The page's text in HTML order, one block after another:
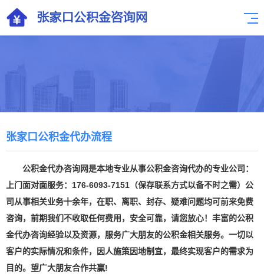
张家口公积金代办流程
公积金代办咨询网是本地专业从事公积金咨询代办的专业公司：
上门面对面服务：176-6093-7151（保存联系方式以备不时之需）公
司从事相关业务十余年，在职、离职、封存、疑难问题均可前来免费
咨询，前期我们不收取任何费用，安全可靠，请您放心！丰富的公积
金代办咨询经验以及资源，服务广大朋友的公积金相关服务。一切以
客户的实际情况和条件，因人施策因地制宜，最终实现客户的需求为
目的。望广大朋友合作共赢!